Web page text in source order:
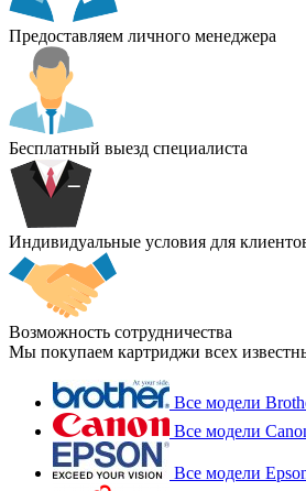
Предоставляем личного менеджера
Бесплатный выезд специалиста
Индивидуальные условия для
Возможность сотрудничества
Мы покупаем картриджи всех
Все модели
Все модели
Все модели